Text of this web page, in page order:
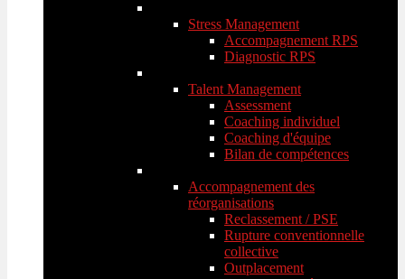
Stress Management
Accompagnement RPS
Diagnostic RPS
Talent Management
Assessment
Coaching individuel
Coaching d'équipe
Bilan de compétences
Accompagnement des
réorganisations
Reclassement / PSE
Rupture conventionnelle
collective
Outplacement